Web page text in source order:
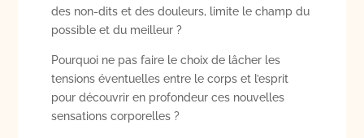
des non-dits et des douleurs, limite le champ du
possible et du meilleur ?
Pourquoi ne pas faire le choix de lâcher les
tensions éventuelles entre le corps et l’esprit
pour découvrir en profondeur ces nouvelles
sensations corporelles ?